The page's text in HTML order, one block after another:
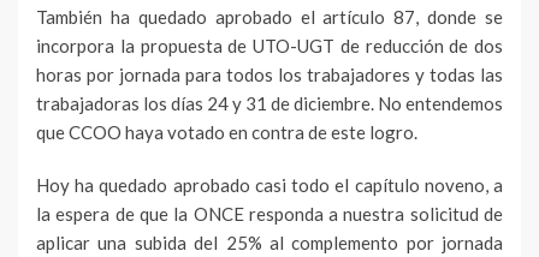
También ha quedado aprobado el artículo 87, donde se
incorpora la propuesta de UTO-UGT de reducción de dos
horas por jornada para todos los trabajadores y todas las
trabajadoras los días 24 y 31 de diciembre. No entendemos
que CCOO haya votado en contra de este logro.
Hoy ha quedado aprobado casi todo el capítulo noveno, a
la espera de que la ONCE responda a nuestra solicitud de
aplicar una subida del 25% al complemento por jornada